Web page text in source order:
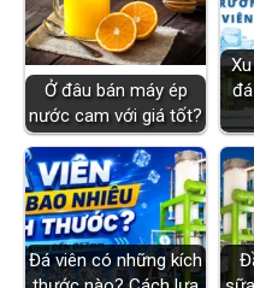
Ở đâu bán máy ép
nước cam với giá tốt?
Đá viên có những kích